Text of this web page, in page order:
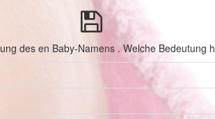
des en Baby-Namens . Welche Bedeutung